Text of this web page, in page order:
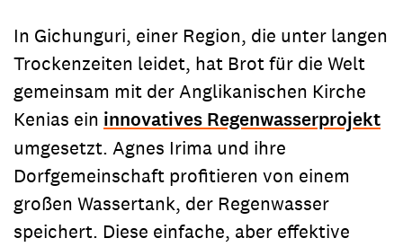
In Gichunguri, einer Region, die unter langen
Trockenzeiten leidet, hat Brot für die Welt
gemeinsam mit der Anglikanischen Kirche
Kenias ein innovatives Regenwasserprojekt
umgesetzt. Agnes Irima und ihre
Dorfgemeinschaft profitieren von einem
großen Wassertank, der Regenwasser
speichert. Diese einfache, aber effektive